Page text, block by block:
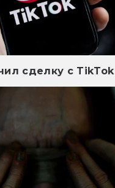
сделку с TikTok